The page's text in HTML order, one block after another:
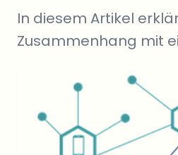
In diesem Artikel
Zusammenhang mit